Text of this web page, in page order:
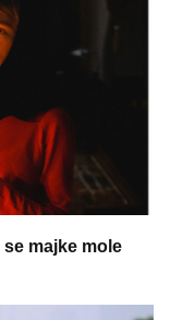
majke mole